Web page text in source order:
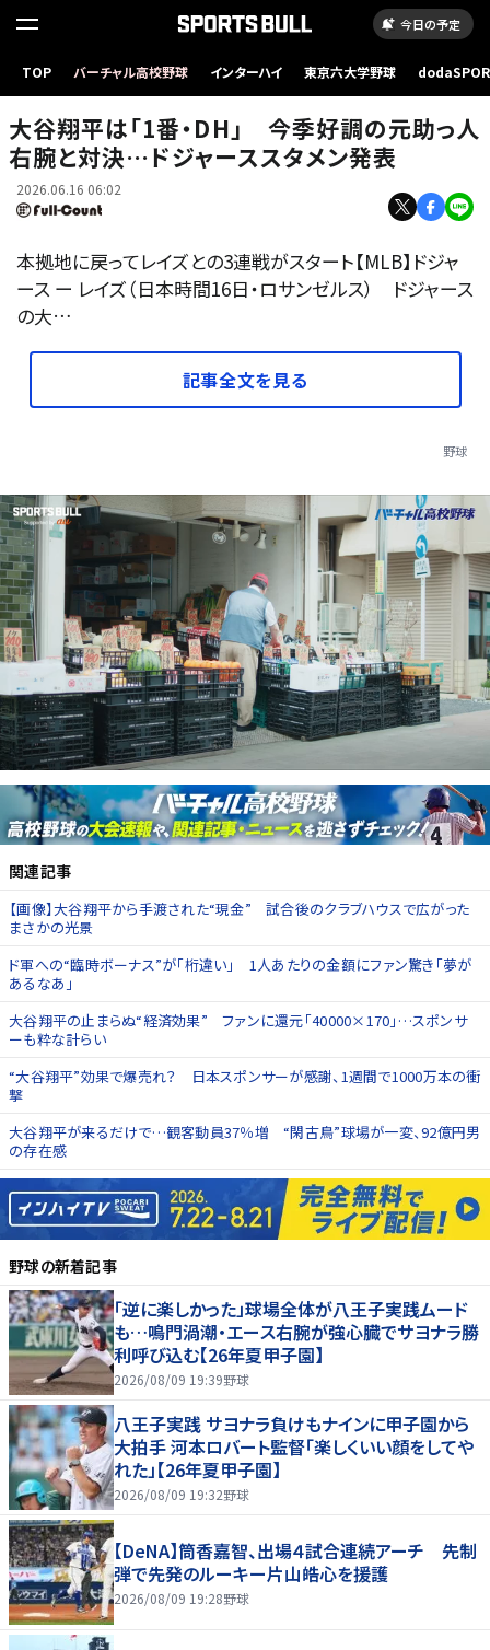
今日の予定
TOP バーチャル高校野球 インターハイ 東京六大学野球
ドジャース・大谷翔平【写真：黒澤崇】
大谷翔平は「1番・DH」 今季好調の元助っ人
右腕と対決…ドジャーススタメン発表
2026.06.16 06:02
本拠地に戻ってレイズとの3連戦がスタート【MLB】ドジャ
ース ー レイズ（日本時間16日・ロサンゼルス） ドジャース
の大…
記事全文を見る
野球
関連記事
【画像】大谷翔平から手渡された“現金” 試合後のクラブハウスで広がった
まさかの光景
ド軍への“臨時ボーナス”が「桁違い」 1人あたりの金額にファン驚き「夢が
あるなあ」
大谷翔平の止まらぬ“経済効果” ファンに還元「40000×170」…スポンサ
ーも粋な計らい
“大谷翔平”効果で爆売れ？ 日本スポンサーが感謝、1週間で1000万本の衝
撃
大谷翔平が来るだけで…観客動員37％増 “閑古鳥”球場が一変、92億円男
の存在感
野球の新着記事
「逆に楽しかった」球場全体が八王子実践ムード
も…鳴門渦潮・エース右腕が強心臓でサヨナラ勝
利呼び込む【26年夏甲子園】
2026/08/09 19:39野球
八王子実践 サヨナラ負けもナインに甲子園から
大拍手 河本ロバート監督「楽しくいい顔をしてや
れた」【26年夏甲子園】
2026/08/09 19:32野球
【DeNA】筒香嘉智、出場４試合連続アーチ 先制
弾で先発のルーキー片山皓心を援護
2026/08/09 19:28野球